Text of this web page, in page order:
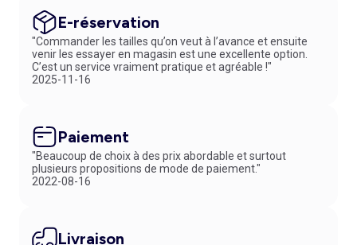
E-réservation
"Commander les tailles qu’on veut à l’avance et ensuite
venir les essayer en magasin est une excellente option.
C’est un service vraiment pratique et agréable !"
2025-11-16
Paiement
"Beaucoup de choix à des prix abordable et surtout
plusieurs propositions de mode de paiement."
2022-08-16
Livraison